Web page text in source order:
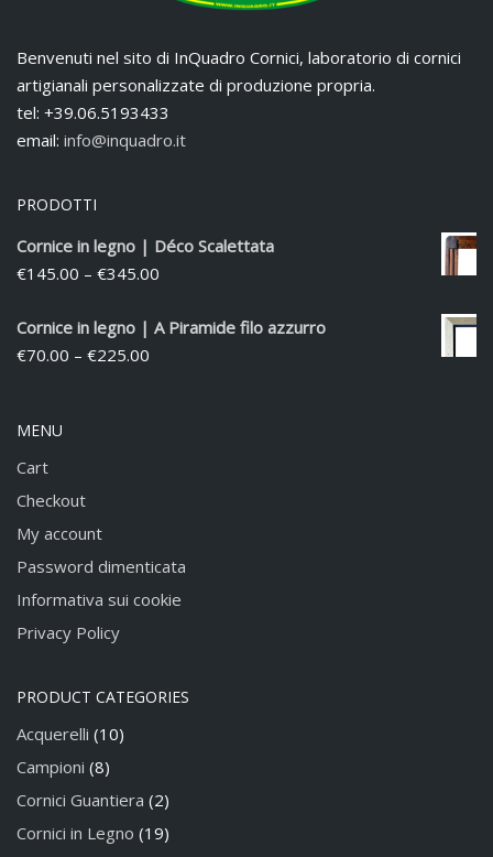
Benvenuti nel sito di InQuadro Cornici, laboratorio di cornici
artigianali personalizzate di produzione propria.
tel: +39.06.5193433
email: info@inquadro.it
PRODOTTI
Cornice in legno | Déco Scalettata
€145.00 – €345.00
Cornice in legno | A Piramide filo azzurro
€70.00 – €225.00
MENU
Cart
Checkout
My account
Password dimenticata
Informativa sui cookie
Privacy Policy
PRODUCT CATEGORIES
Acquerelli (10)
Campioni (8)
Cornici Guantiera (2)
Cornici in Legno (19)